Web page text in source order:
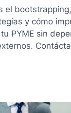
el
y cómo
PYME sin